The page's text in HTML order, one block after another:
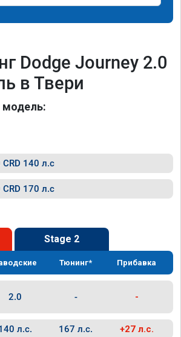
Dodge Journey 2.0
в Твери
модель:
140 л.с
170 л.с
Stage 2
Тюнинг* Прибавка
2.0 - -
л.с. 167 л.с. +27 л.с.